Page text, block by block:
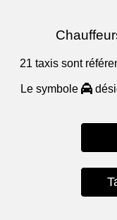
21 taxis sont
Le symbole